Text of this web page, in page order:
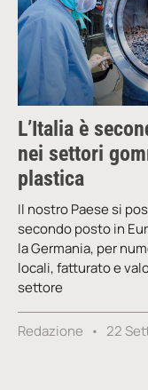
L’Italia è
nei settori
plastica
Il nostro Paese si
secondo posto in
la Germania, per
locali, fatturato e
settore
Redazione 22